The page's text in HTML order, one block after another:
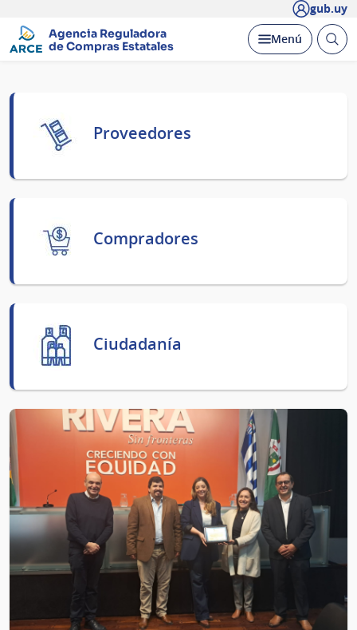
gub.uy
Agencia Reguladora
de Compras Estatales
Desplegar
Menú Abrir
Página
principalProveedores
Compradores
Ciudadanía